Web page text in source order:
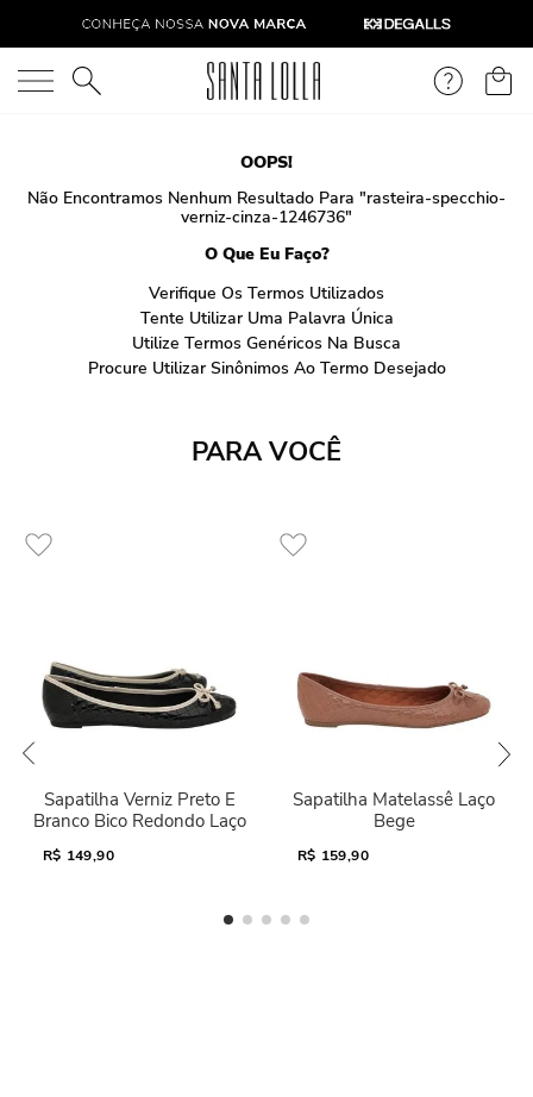
O que você está procurando?
OOPS!
Não Encontramos Nenhum Resultado Para "rasteira-specchio-
verniz-cinza-1246736"
O Que Eu Faço?
Verifique Os Termos Utilizados
Tente Utilizar Uma Palavra Única
Utilize Termos Genéricos Na Busca
Procure Utilizar Sinônimos Ao Termo Desejado
PARA VOCÊ
Sapatilha Verniz Preto E
Branco Bico Redondo Laço
R$ 149,90
Sapatilha Matelassê Laço
Bege
R$ 159,90